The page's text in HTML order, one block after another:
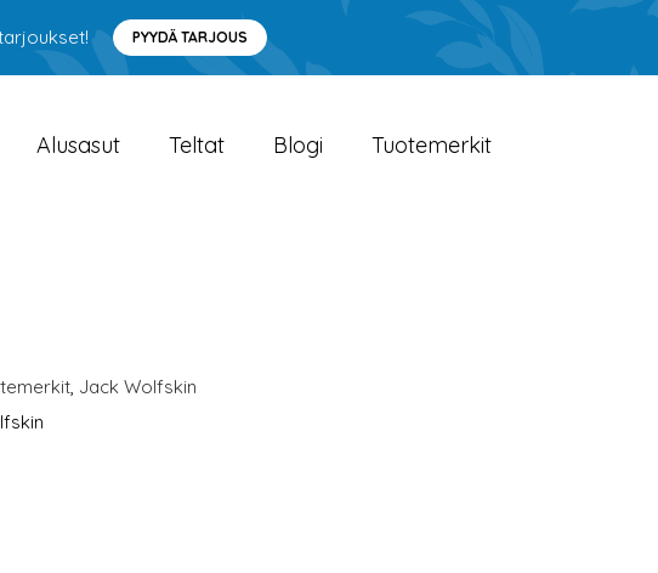
PYYDÄ TARJOUS
Alusasut Teltat Blogi Tuotemerkit
, Jack Wolfskin